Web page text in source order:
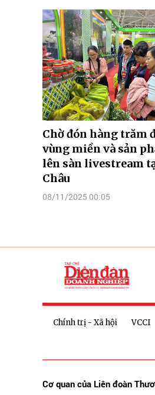
Chờ đón hàng trăm
vùng miền và sản
lên sàn livestream
Châu
08/11/2025 00:05
Chính trị - Xã hội VCCI
Cơ quan của Liên đoàn